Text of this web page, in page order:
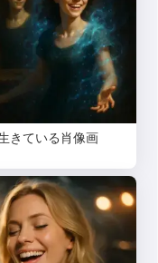
きている肖像画